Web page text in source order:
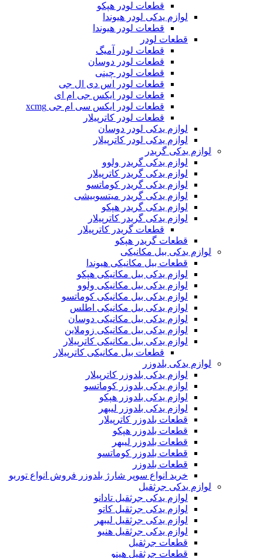
قطعات لودر هپکو
لوازم یدکی لودر هیوندا
قطعات لودر هیوندا
قطعات لودر
قطعات لودر آمیگ
قطعات لودر دوسان
قطعات لودر چینی
قطعات لودر اس دی ال جی
قطعات لودر ایکس جی ام ای
قطعات لودر ایکس سی ام جی xcmg
قطعات لودر کاترپیلار
لوازم یدکی لودر دوسان
لوازم یدکی لودر کاترپیلار
لوازم یدکی گریدر
لوازم یدکی گریدر ولوو
لوازم یدکی گریدر کاترپیلار
لوازم یدکی گریدر کوماتسو
لوازم یدکی گریدر میتسوبیشی
لوازم یدکی گریدر هپکو
لوازم یدکی گریدر کاترپیلار
قطعات گریدر کاترپیلار
قطعات گریدر هپکو
لوازم یدکی بیل مکانیکی
قطعات بیل مکانیکی هیوندا
لوازم یدکی بیل مکانیکی هپکو
لوازم یدکی بیل مکانیکی ولوو
لوازم یدکی بیل مکانیکی کوماتسو
لوازم یدکی بیل مکانیکی اطلس
لوازم یدکی بیل مکانیکی دوسان
لوازم یدکی بیل مکانیکی زوملاین
لوازم یدکی بیل مکانیکی کاترپیلار
قطعات بیل مکانیکی کاترپیلار
لوازم یدکی بلدوزر
لوازم یدکی بلدوزر کاترپیلار
لوازم یدکی بلدوزر کوماتسو
لوازم یدکی بلدوزر هپکو
لوازم یدکی بلدوزر لیبهر
قطعات بلدوزر کاترپیلار
قطعات بلدوزر هپکو
قطعات بلدوزر لیبهر
قطعات بلدوزر کوماتسو
قطعات بلدوزر
خرید انواع سوپر شارژ بلدوزر فروش انواع توربو
لوازم یدکی جرثقیل
لوازم یدکی جرثقیل تادانو
لوازم یدکی جرثقیل کاتو
لوازم یدکی جرثقیل لیبهر
لوازم یدکی جرثقیل هنیو
قطعات جرثقیل
قطعات جرثقیل هینو